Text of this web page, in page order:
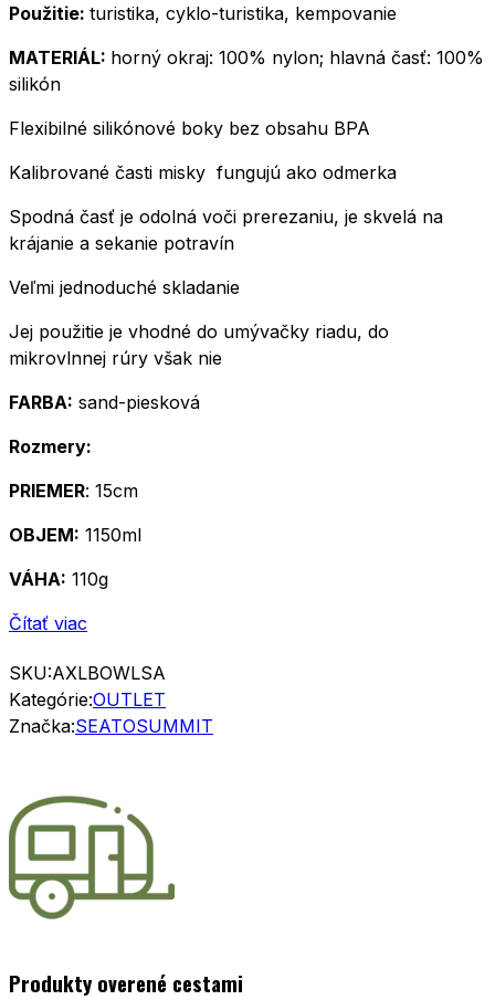
Použitie: turistika, cyklo-turistika, kempovanie
MATERIÁL: horný okraj: 100% nylon; hlavná časť: 100%
silikón
Flexibilné silikónové boky bez obsahu BPA
Kalibrované časti misky fungujú ako odmerka
Spodná časť je odolná voči prerezaniu, je skvelá na
krájanie a sekanie potravín
Veľmi jednoduché skladanie
Jej použitie je vhodné do umývačky riadu, do
mikrovlnnej rúry však nie
FARBA: sand-piesková
Rozmery:
PRIEMER: 15cm
OBJEM: 1150ml
VÁHA: 110g
Čítať viac
SKU:AXLBOWLSA
Kategórie:OUTLET
Značka:SEATOSUMMIT
Produkty overené cestami